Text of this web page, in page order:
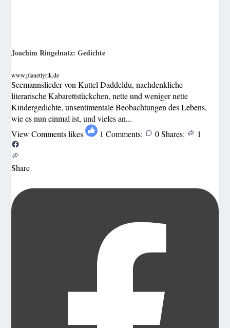
Joachim Ringelnatz: Gedichte
www.planetlyrik.de
Seemannslieder von Kuttel Daddeldu, nachdenkliche
literarische Kabarettstückchen, nette und weniger nette
Kindergedichte, unsentimentale Beobachtungen des Lebens,
wie es nun einmal ist, und vieles an...
View Comments likes 1 Comments: 0 Shares: 1
Share